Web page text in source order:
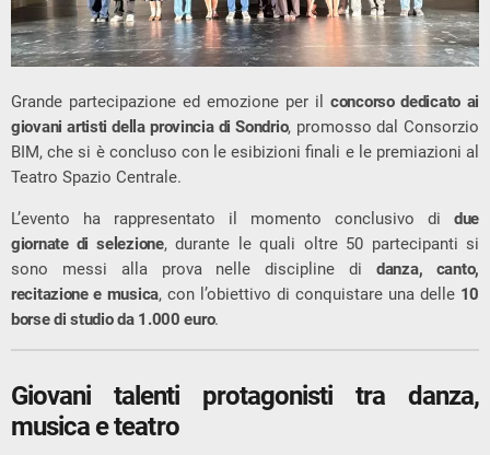
Grande partecipazione ed emozione per il concorso dedicato ai
giovani artisti della provincia di Sondrio, promosso dal Consorzio
BIM, che si è concluso con le esibizioni finali e le premiazioni al
Teatro Spazio Centrale.
L’evento ha rappresentato il momento conclusivo di due
giornate di selezione, durante le quali oltre 50 partecipanti si
sono messi alla prova nelle discipline didanza, canto,
recitazione e musica, con l’obiettivo di conquistare una delle 10
borse di studio da 1.000 euro.
Giovani talenti protagonisti tra danza,
musica e teatro